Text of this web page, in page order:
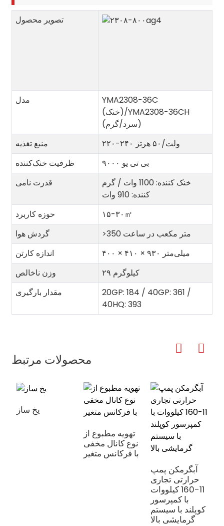
تصویر محصول
مدل
YMA2308-36C
(خنک)/YMA2308-36CH
(سرد/گرم)
منبع تغذیه
۲۲۰-۲۴۰ ولت/۵۰ هرتز
ظرفیت خنک‌کننده
۹۰۰۰ بی تی یو
قدرت نامی
خنک کننده: 1100 وات / گرم
کننده: 910 وات
حوزه کاربرد
۱۵-۳۰ ㎡
گردش هوا
>350 متر مکعب در ساعت
اندازه کارتن
۴۰۰ × ۴۱۰ × ۹۳۰ میلی‌متر
وزن ناخالص
۲۹ کیلوگرم
مقدار بارگیری
20GP: 184 / 40GP: 361 /
40HQ: 393
محصولات مرتبط
یخ ساز
تهویه مطبوع از
نوع کانال مخفی
با فرکانس متغیر
آبگرمکن پمپ
حرارتی تجاری
11-160 کیلووات
با کمپرسور
کوپلند با سیستم
گرمایشی بالا